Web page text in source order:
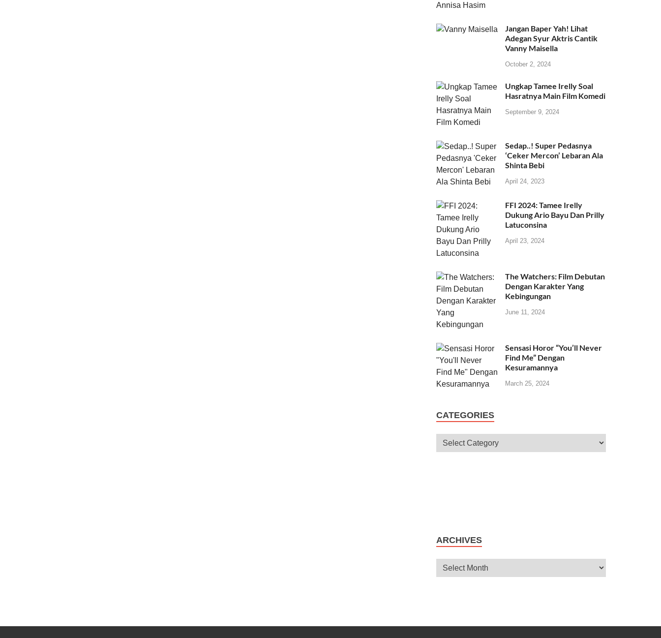
Jangan Baper Yah! Lihat
Adegan Syur Aktris Cantik
Vanny Maisella
October 2, 2024
Ungkap Tamee Irelly Soal
Hasratnya Main Film Komedi
September 9, 2024
Sedap..! Super Pedasnya
‘Ceker Mercon’ Lebaran Ala
Shinta Bebi
April 24, 2023
FFI 2024: Tamee Irelly
Dukung Ario Bayu Dan Prilly
Latuconsina
April 23, 2024
The Watchers: Film Debutan
Dengan Karakter Yang
Kebingungan
June 11, 2024
Sensasi Horor “You’ll Never
Find Me” Dengan
Kesuramannya
March 25, 2024
CATEGORIES
ARCHIVES